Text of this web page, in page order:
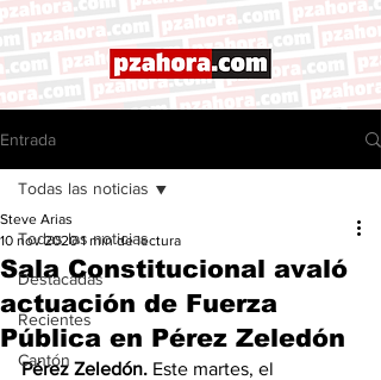
Entrada
Todas las noticias
Destacadas
Recientes
Cantón
Todas las noticias
Sala Constitucional avaló
actuación de Fuerza
Pública en Pérez Zeledón
Steve Arias
10 nov 2020 1 min de lectura
Pérez Zeledón. Este martes, el